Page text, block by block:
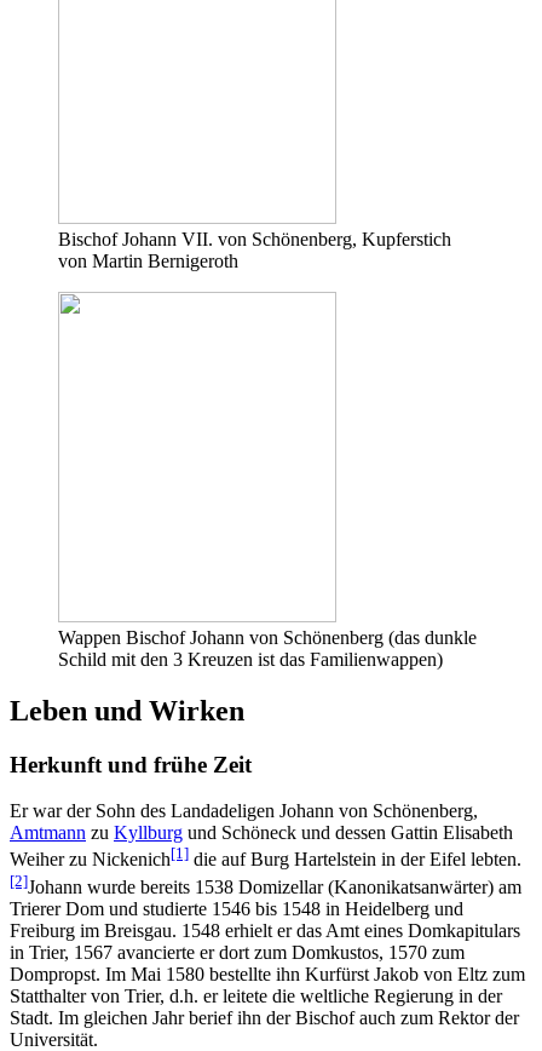
Bischof Johann VII. von Schönenberg, Kupferstich
von Martin Bernigeroth
Wappen Bischof Johann von Schönenberg (das dunkle
Schild mit den 3 Kreuzen ist das Familienwappen)
Leben und Wirken
Herkunft und frühe Zeit
Er war der Sohn des Landadeligen Johann von Schönenberg,
Amtmann zu Kyllburg und Schöneck und dessen Gattin Elisabeth
Weiher zu Nickenich[1] die auf Burg Hartelstein in der Eifel lebten.
[2]Johann wurde bereits 1538 Domizellar (Kanonikatsanwärter) am
Trierer Dom und studierte 1546 bis 1548 in Heidelberg und
Freiburg im Breisgau. 1548 erhielt er das Amt eines Domkapitulars
in Trier, 1567 avancierte er dort zum Domkustos, 1570 zum
Dompropst. Im Mai 1580 bestellte ihn Kurfürst Jakob von Eltz zum
Statthalter von Trier, d.h. er leitete die weltliche Regierung in der
Stadt. Im gleichen Jahr berief ihn der Bischof auch zum Rektor der
Universität.